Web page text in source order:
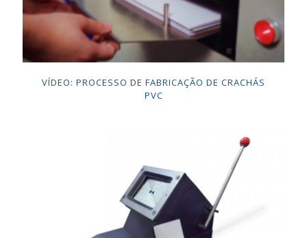
VÍDEO: PROCESSO DE FABRICAÇÃO DE CRACHÁS
PVC